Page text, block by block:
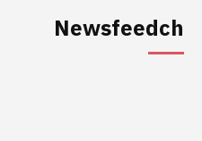
Newsfeedch